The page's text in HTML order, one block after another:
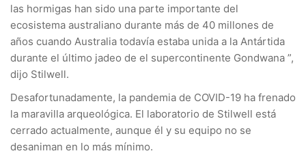
las hormigas han sido una parte importante del
ecosistema australiano durante más de 40 millones de
años cuando Australia todavía estaba unida a la Antártida
durante el último jadeo de el supercontinente Gondwana ”,
dijo Stilwell.
Desafortunadamente, la pandemia de COVID-19 ha frenado
la maravilla arqueológica. El laboratorio de Stilwell está
cerrado actualmente, aunque él y su equipo no se
desaniman en lo más mínimo.